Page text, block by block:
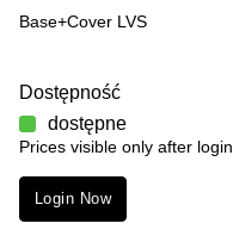
Base+Cover LVS
Dostępność
dostępne
Prices visible only after login
Login Now